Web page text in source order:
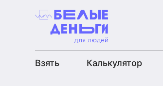
Взять Калькулятор